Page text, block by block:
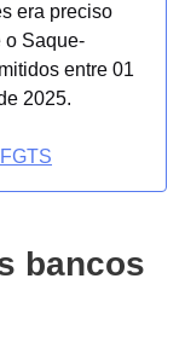
era preciso
o Saque-
entre 01
2025.
bancos